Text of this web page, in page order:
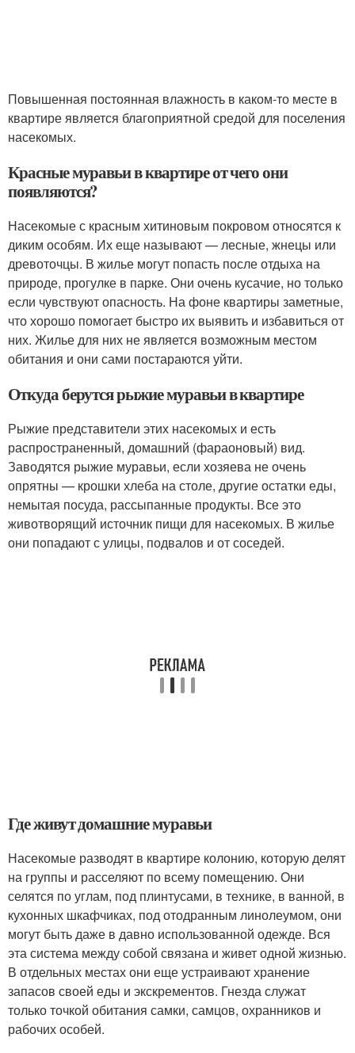
Повышенная постоянная влажность в каком-то месте в
квартире является благоприятной средой для поселения
насекомых.
Красные муравьи в квартире от чего они
появляются?
Насекомые с красным хитиновым покровом относятся к
диким особям. Их еще называют — лесные, жнецы или
древоточцы. В жилье могут попасть после отдыха на
природе, прогулке в парке. Они очень кусачие, но только
если чувствуют опасность. На фоне квартиры заметные,
что хорошо помогает быстро их выявить и избавиться от
них. Жилье для них не является возможным местом
обитания и они сами постараются уйти.
Откуда берутся рыжие муравьи в квартире
Рыжие представители этих насекомых и есть
распространенный, домашний (фараоновый) вид.
Заводятся рыжие муравьи, если хозяева не очень
опрятны — крошки хлеба на столе, другие остатки еды,
немытая посуда, рассыпанные продукты. Все это
животворящий источник пищи для насекомых. В жилье
они попадают с улицы, подвалов и от соседей.
Где живут домашние муравьи
Насекомые разводят в квартире колонию, которую делят
на группы и расселяют по всему помещению. Они
селятся по углам, под плинтусами, в технике, в ванной, в
кухонных шкафчиках, под отодранным линолеумом, они
могут быть даже в давно использованной одежде. Вся
эта система между собой связана и живет одной жизнью.
В отдельных местах они еще устраивают хранение
запасов своей еды и экскрементов. Гнезда служат
только точкой обитания самки, самцов, охранников и
рабочих особей.